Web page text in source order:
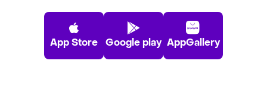
App Store Google play AppGallery